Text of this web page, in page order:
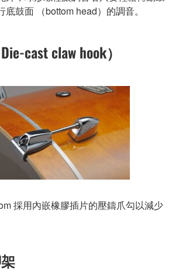
鼓面 （bottom head）的調音。
cast claw hook）
採用內嵌橡膠插片的壓鑄爪勾以減少